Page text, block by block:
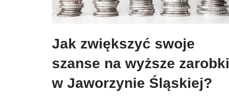
Jak zwiększyć swoje
szanse na wyższe zarobki
w Jaworzynie Śląskiej?